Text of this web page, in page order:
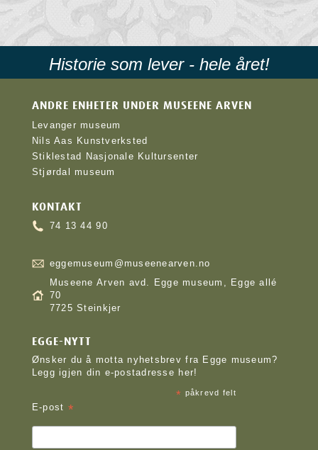
Historie som lever - hele året!
ANDRE ENHETER UNDER MUSEENE ARVEN
Levanger museum
Nils Aas Kunstverksted
Stiklestad Nasjonale Kultursenter
Stjørdal museum
KONTAKT
74 13 44 90
eggemuseum@museenearven.no
Museene Arven avd. Egge museum, Egge allé
70
7725 Steinkjer
EGGE-NYTT
Ønsker du å motta nyhetsbrev fra Egge museum?
Legg igjen din e-postadresse her!
* påkrevd felt
E-post *